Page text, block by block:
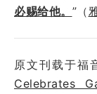
必赐给他。 ”（
原文刊载于福
Celebrates